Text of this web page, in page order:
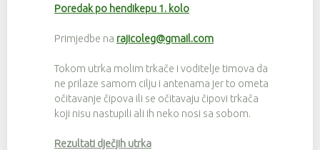
Poredak po hendikepu 1. kolo
Primjedbe na rajicoleg@gmail.com
Tokom utrka molim trkače i voditelje timova da
ne prilaze samom cilju i antenama jer to ometa
očitavanje čipova ili se očitavaju čipovi trkača
koji nisu nastupili ali ih neko nosi sa sobom.
Rezultati dječjih utrka